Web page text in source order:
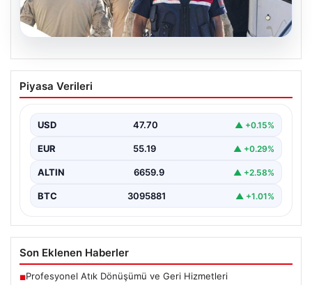
07.08.2026
Menderes Belediye Başkanı İlkay Çiçek
ve 15 Şüpheli Hakkında Tutuklama
İzmir Cumhuriyet Başsavcılığı tarafından yürütülen
Belediyesi’ne yönelik ciddi suçlamalar…
Piyasa Verileri
USD 47.70 ▲ +0.15%
EUR 55.19 ▲ +0.29%
ALTIN 6659.9 ▲ +2.58%
BTC 3095881 ▲ +1.01%
Son Eklenen Haberler
■Profesyonel Atık Dönüşümü ve Geri Hizmetleri